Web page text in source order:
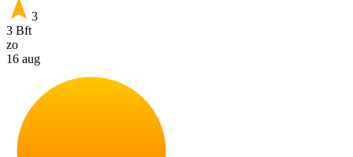
3
3 Bft
zo
16 aug